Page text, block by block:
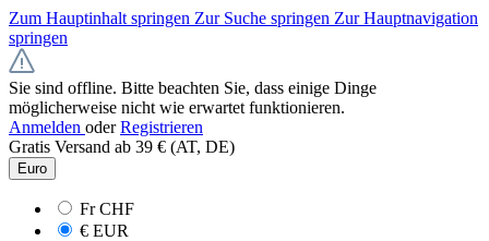
Zum Hauptinhalt springen Zur Suche springen Zur Hauptnavigation
springen
Sie sind offline. Bitte beachten Sie, dass einige Dinge
möglicherweise nicht wie erwartet funktionieren.
Anmelden oder Registrieren
Gratis Versand ab 39 € (AT, DE)
Euro
FrCHF
€ EUR